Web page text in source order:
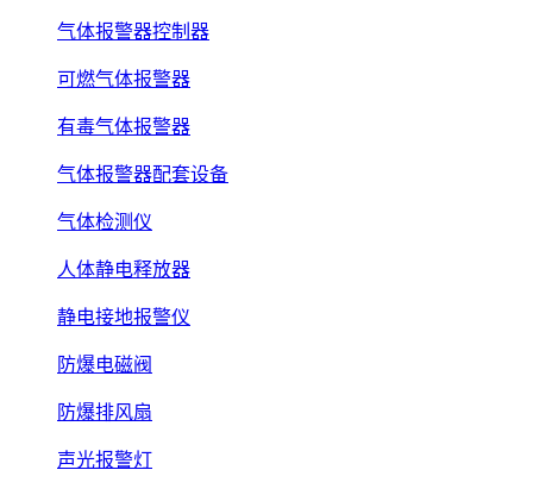
气体报警器控制器
可燃气体报警器
有毒气体报警器
气体报警器配套设备
气体检测仪
人体静电释放器
静电接地报警仪
防爆电磁阀
防爆排风扇
声光报警灯